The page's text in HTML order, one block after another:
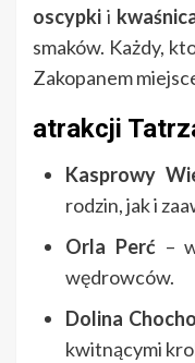
oscypki i
smaków. Każdy,
Zakopanem
atrakcji
Kasprowy
rodzin, jak i
Orla Perć–
wędrowców.
Dolina
kwitnącymi